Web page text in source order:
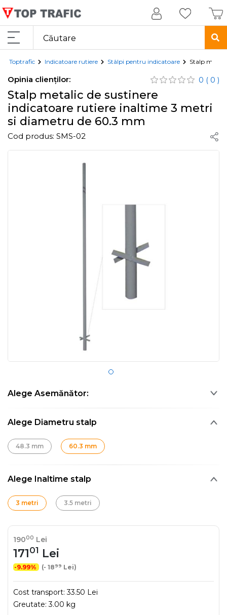
Toptrafic Indicatoare rutiere Stâlpi pentru indicatoare Stalp
Opinia clienților: 0 ( 0 )
Stalp metalic de sustinere
indicatoare rutiere inaltime 3 metri
si diametru de 60.3 mm
Cod produs: SMS-02
Alege Asemănător:
Alege Diametru stalp
48.3 mm 60.3 mm
Alege Inaltime stalp
3 metri 3.5 metri
19000 Lei
17101 Lei
-9.99% (- 1899 Lei)
Cost transport:33.50 Lei
Greutate:3.00 kg